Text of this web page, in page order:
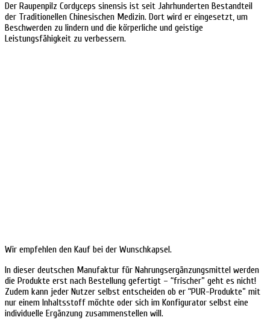
Der Raupenpilz Cordyceps sinensis ist seit Jahrhunderten Bestandteil
der Traditionellen Chinesischen Medizin. Dort wird er eingesetzt, um
Beschwerden zu lindern und die körperliche und geistige
Leistungsfähigkeit zu verbessern.
Wir empfehlen den Kauf bei der Wunschkapsel.
In dieser deutschen Manufaktur für Nahrungsergänzungsmittel werden
die Produkte erst nach Bestellung gefertigt – “frischer” geht es nicht!
Zudem kann jeder Nutzer selbst entscheiden ob er “PUR-Produkte” mit
nur einem Inhaltsstoff möchte oder sich im Konfigurator selbst eine
individuelle Ergänzung zusammenstellen will.